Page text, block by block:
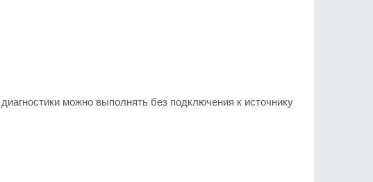
можно выполнять без подключения к источнику